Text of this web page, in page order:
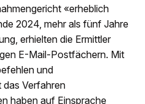
«erheblich
2024, mehr als fünf Jahre
erhielten die Ermittler
E-Mail-Postfächern. Mit
und
das Verfahren
haben auf Einsprache